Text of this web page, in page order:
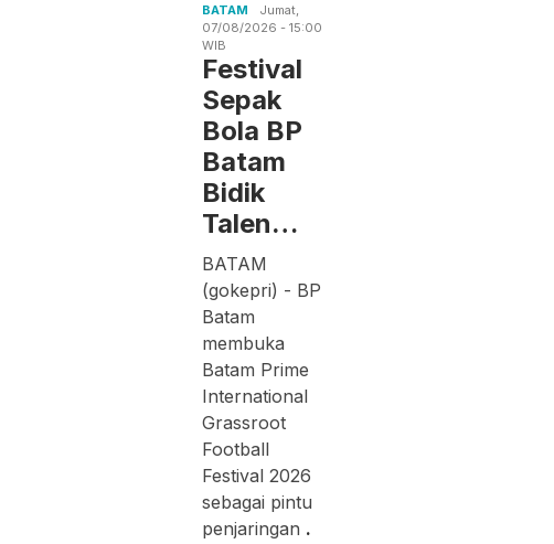
BATAM
Jumat,
07/08/2026 - 15:00
WIB
Festival
Sepak
Bola BP
Batam
Bidik
Talen…
BATAM
(gokepri) - BP
Batam
membuka
Batam Prime
International
Grassroot
Football
Festival 2026
sebagai pintu
penjaringan .